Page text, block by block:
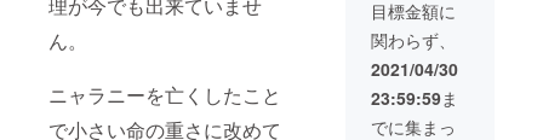
ん。
ニャラニーを亡くしたこと
で小さい命の重さに改めて
しみに
してく
ださ
い！も
ん、パ
ンフ
段：
10,000
円 個
数：47
個 備
考：お
支援者
様の愛
犬愛猫
をイ
メージ
した
目標金額に
関わらず、
2021/04/30
23:59:59ま
でに集まっ